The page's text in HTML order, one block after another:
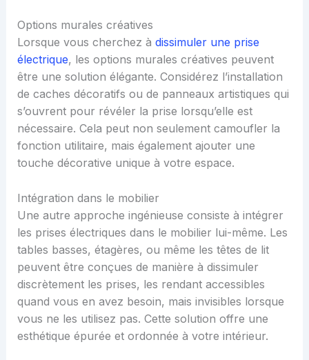
Options murales créatives
Lorsque vous cherchez à dissimuler une prise
électrique, les options murales créatives peuvent
être une solution élégante. Considérez l’installation
de caches décoratifs ou de panneaux artistiques qui
s’ouvrent pour révéler la prise lorsqu’elle est
nécessaire. Cela peut non seulement camoufler la
fonction utilitaire, mais également ajouter une
touche décorative unique à votre espace.
Intégration dans le mobilier
Une autre approche ingénieuse consiste à intégrer
les prises électriques dans le mobilier lui-même. Les
tables basses, étagères, ou même les têtes de lit
peuvent être conçues de manière à dissimuler
discrètement les prises, les rendant accessibles
quand vous en avez besoin, mais invisibles lorsque
vous ne les utilisez pas. Cette solution offre une
esthétique épurée et ordonnée à votre intérieur.